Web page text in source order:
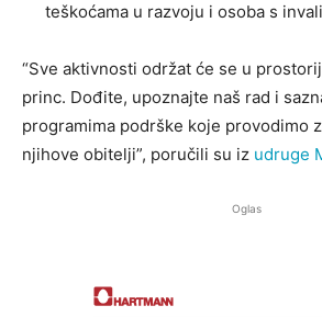
teškoćama u razvoju i osoba s
“Sve aktivnosti održat će se u
princ. Dođite, upoznajte naš rad i
programima podrške koje provodimo
njihove obitelji”, poručili su iz udruge
Oglas